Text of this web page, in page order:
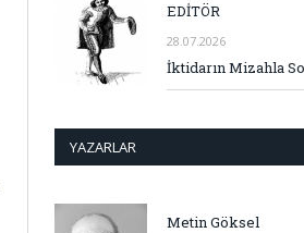
EDİTÖR
28.07.2026
İktidarın Mizahla
YAZARLAR
Metin Göksel